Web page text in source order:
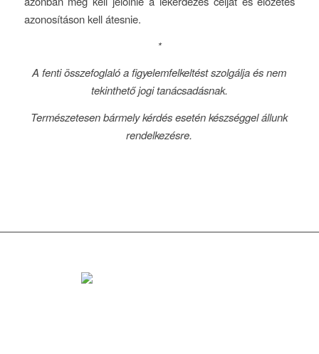
azonosításon kell átesnie.
*
A fenti összefoglaló a figyelemfelkeltést szolgálja és nem
tekinthető jogi tanácsadásnak.
Természetesen bármely kérdés esetén készséggel állunk
rendelkezésre.